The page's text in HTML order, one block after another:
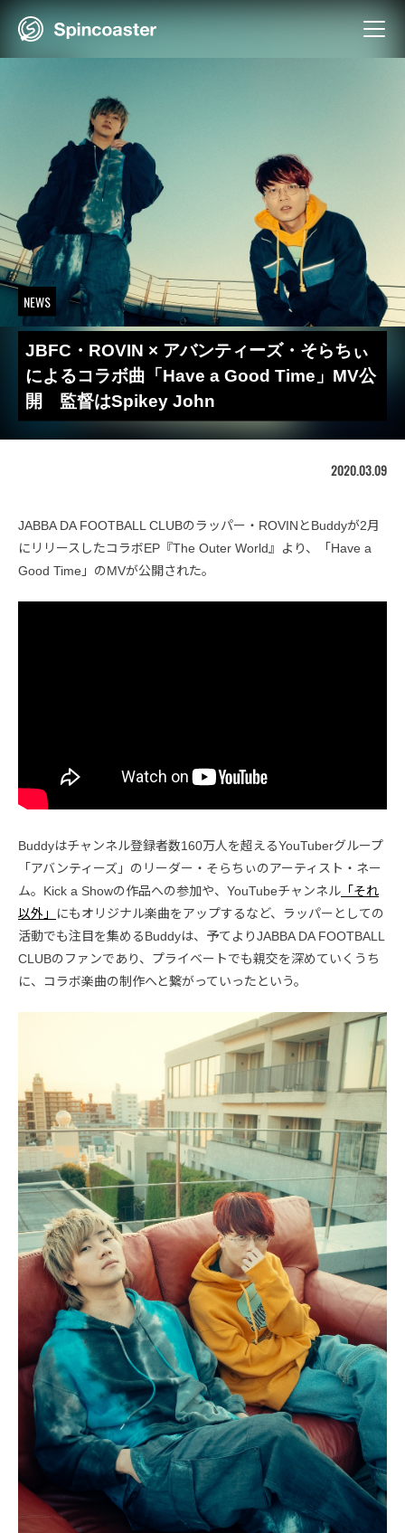
NEWS
JBFC・ROVIN × アバンティーズ・そらちぃ
によるコラボ曲「Have a Good Time」MV公
開 監督はSpikey John
2020.03.09
JABBA DA FOOTBALL CLUBのラッパー・ROVINとBuddyが2月
にリリースしたコラボEP『The Outer World』より、「Have a
Good Time」のMVが公開された。
Buddyはチャンネル登録者数160万人を超えるYouTuberグループ
「アバンティーズ」のリーダー・そらちぃのアーティスト・ネー
ム。Kick a Showの作品への参加や、YouTubeチャンネル 「それ
以外」
にもオリジナル楽曲をアップするなど、ラッパーとしての
活動でも注目を集めるBuddyは、予てよりJABBA DA FOOTBALL
CLUBのファンであり、プライベートでも親交を深めていくうち
に、コラボ楽曲の制作へと繋がっていったという。